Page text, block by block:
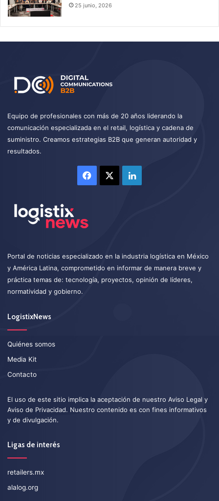
25 junio, 2026
Equipo de profesionales con más de 20 años liderando la
comunicación especializada en el retail, logística y cadena de
suministro. Creamos estrategias B2B que generan autoridad y
resultados.
Facebook LinkedIn
Portal de noticias especializado en la industria logística en México
y América Latina, comprometido en informar de manera breve y
práctica temas de: tecnología, proyectos, opinión de líderes,
normatividad y gobierno.
LogistixNews
Quiénes somos
Media Kit
Contacto
El uso de este sitio implica la aceptación de nuestro Aviso Legal y
Aviso de Privacidad. Nuestro contenido es con fines informativos
y de divulgación.
Ligas de interés
retailers.mx
alalog.org